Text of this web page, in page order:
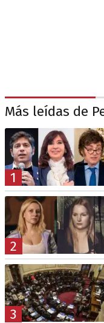
Más leídas de
1
2
3